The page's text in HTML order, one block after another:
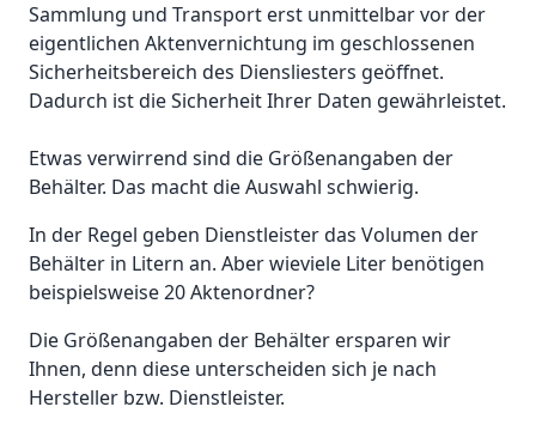
Sammlung und Transport erst unmittelbar vor der
eigentlichen Aktenvernichtung im geschlossenen
Sicherheitsbereich des Diensliesters geöffnet.
Dadurch ist die Sicherheit Ihrer Daten gewährleistet.
Etwas verwirrend sind die Größenangaben der
Behälter. Das macht die Auswahl schwierig.
In der Regel geben Dienstleister das Volumen der
Behälter in Litern an. Aber wieviele Liter benötigen
beispielsweise 20 Aktenordner?
Die Größenangaben der Behälter ersparen wir
Ihnen, denn diese unterscheiden sich je nach
Hersteller bzw. Dienstleister.